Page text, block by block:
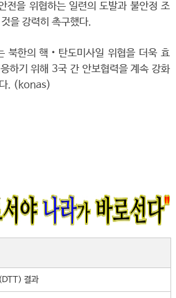
전을 위협하는 일련의 도발과 불안정 조
을 강력히 촉구했다.
북한의 핵‧탄도미사일 위협을 더욱 효
하기 위해 3국 간 안보협력을 계속 강화
다. (konas)
결과